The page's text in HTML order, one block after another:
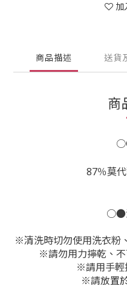
加
商品描述 送貨
商
87％莫代
○●
※清洗時切勿使用洗衣粉
※請勿用力擰乾、
※請用手輕
※請放置